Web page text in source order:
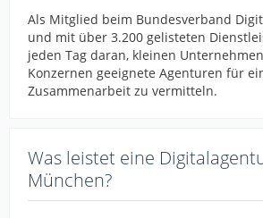
Als Mitglied beim Bundesverband
und mit über 3.200 gelisteten
jeden Tag daran, kleinen
Konzernen geeignete Agenturen für
Zusammenarbeit zu vermitteln.
Was leistet eine
München?